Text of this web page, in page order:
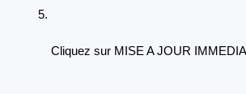
Cliquez sur MISE A JOUR